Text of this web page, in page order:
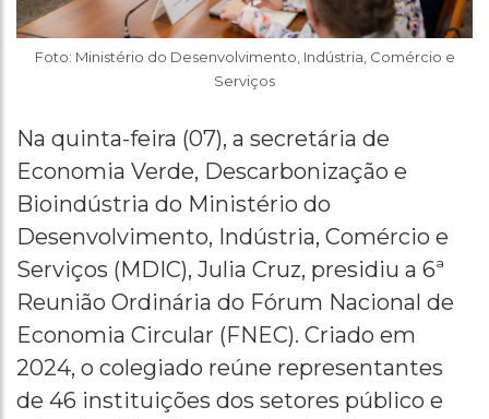
Foto: Ministério do Desenvolvimento, Indústria, Comércio e
Serviços
Na quinta-feira (07), a secretária de
Economia Verde, Descarbonização e
Bioindústria do Ministério do
Desenvolvimento, Indústria, Comércio e
Serviços (MDIC), Julia Cruz, presidiu a 6ª
Reunião Ordinária do Fórum Nacional de
Economia Circular (FNEC). Criado em
2024, o colegiado reúne representantes
de 46 instituições dos setores público e